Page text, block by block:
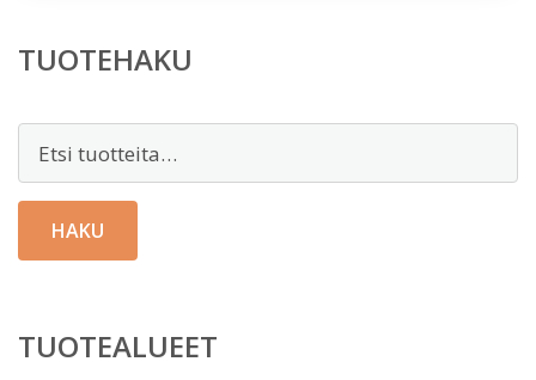
TUOTEHAKU
HAKU
TUOTEALUEET